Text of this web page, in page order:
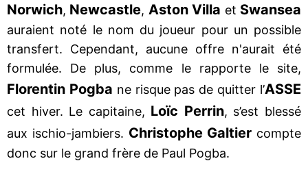
Norwich, Newcastle, Aston Villa et Swansea
auraient noté le nom du joueur pour un possible
transfert. Cependant, aucune offre n'aurait été
formulée. De plus, comme le rapporte le site,
Florentin Pogba ne risque pas de quitter l’ASSE
cet hiver. Le capitaine, Loïc Perrin, s’est blessé
aux ischio-jambiers. Christophe Galtier compte
donc sur le grand frère de Paul Pogba.